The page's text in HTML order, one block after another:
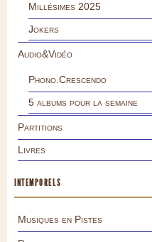
Millésimes 2025
Jokers
Audio&Vidéo
Phono.Crescendo
5 albums pour la semaine
Partitions
Livres
INTEMPORELS
Musiques en Pistes